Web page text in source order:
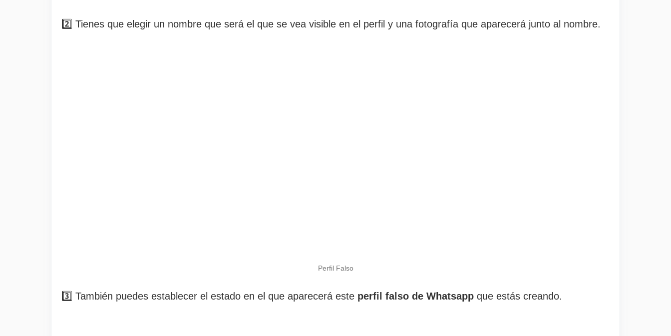
2️⃣ Tienes que elegir un nombre que será el que se vea visible en el perfil y una fotografía que aparecerá junto al nombre.
Perfil Falso
3️⃣ También puedes establecer el estado en el que aparecerá este perfil falso de Whatsapp que estás creando.